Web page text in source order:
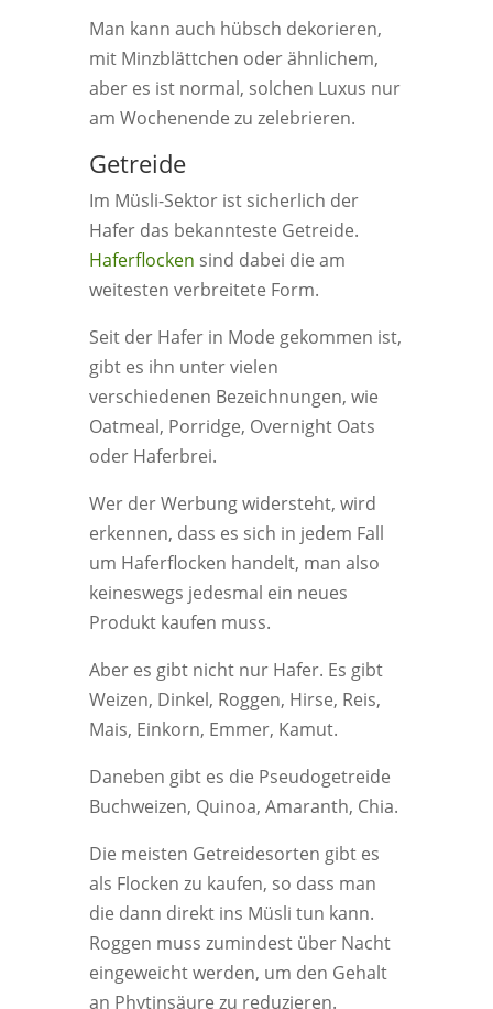
Man kann auch hübsch dekorieren,
mit Minzblättchen oder ähnlichem,
aber es ist normal, solchen Luxus nur
am Wochenende zu zelebrieren.
Getreide
Im Müsli-Sektor ist sicherlich der
Hafer das bekannteste Getreide.
Haferflocken sind dabei die am
weitesten verbreitete Form.
Seit der Hafer in Mode gekommen ist,
gibt es ihn unter vielen
verschiedenen Bezeichnungen, wie
Oatmeal, Porridge, Overnight Oats
oder Haferbrei.
Wer der Werbung widersteht, wird
erkennen, dass es sich in jedem Fall
um Haferflocken handelt, man also
keineswegs jedesmal ein neues
Produkt kaufen muss.
Aber es gibt nicht nur Hafer. Es gibt
Weizen, Dinkel, Roggen, Hirse, Reis,
Mais, Einkorn, Emmer, Kamut.
Daneben gibt es die Pseudogetreide
Buchweizen, Quinoa, Amaranth, Chia.
Die meisten Getreidesorten gibt es
als Flocken zu kaufen, so dass man
die dann direkt ins Müsli tun kann.
Roggen muss zumindest über Nacht
eingeweicht werden, um den Gehalt
an Phytinsäure zu reduzieren.